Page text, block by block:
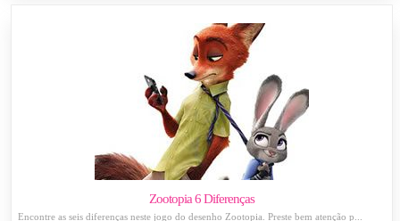
Zootopia 6 Diferenças
Encontre as seis diferenças neste jogo do desenho Zootopia. Preste bem atenção p...